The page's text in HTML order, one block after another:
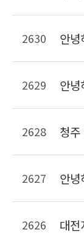
2630
2629
2628
2627
2626